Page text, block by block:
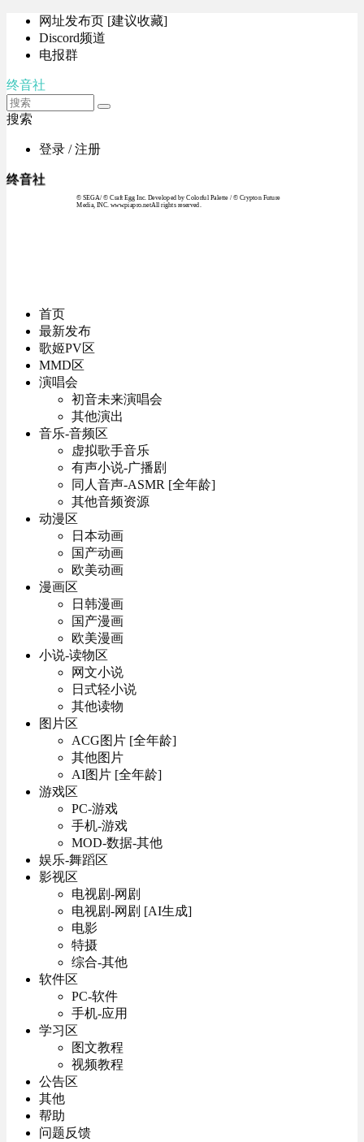
网址发布页 [建议收藏]
Discord频道
电报群
终音社
搜索
登录 / 注册
终音社
© SEGA / © Craft Egg Inc. Developed by Colorful Palette / © Crypton Future
Media, INC. www.piapro.netAll rights reserved.
首页
最新发布
歌姬PV区
MMD区
演唱会
初音未来演唱会
其他演出
音乐-音频区
虚拟歌手音乐
有声小说-广播剧
同人音声-ASMR [全年龄]
其他音频资源
动漫区
日本动画
国产动画
欧美动画
漫画区
日韩漫画
国产漫画
欧美漫画
小说-读物区
网文小说
日式轻小说
其他读物
图片区
ACG图片 [全年龄]
其他图片
AI图片 [全年龄]
游戏区
PC-游戏
手机-游戏
MOD-数据-其他
娱乐-舞蹈区
影视区
电视剧-网剧
电视剧-网剧 [AI生成]
电影
特摄
综合-其他
软件区
PC-软件
手机-应用
学习区
图文教程
视频教程
公告区
其他
帮助
问题反馈